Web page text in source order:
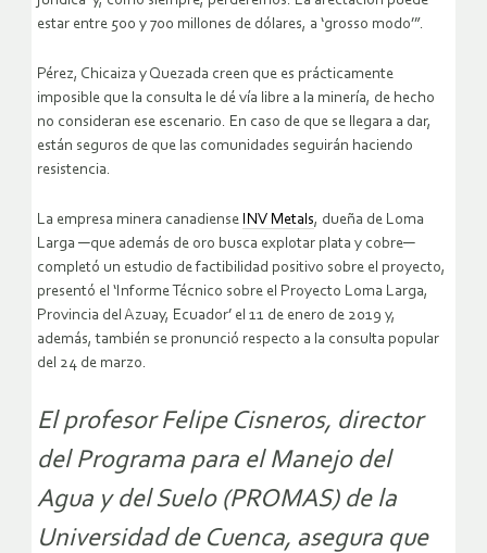
estar entre 500 y 700 millones de dólares, a ‘grosso modo’”.
Pérez, Chicaiza y Quezada creen que es prácticamente
imposible que la consulta le dé vía libre a la minería, de hecho
no consideran ese escenario. En caso de que se llegara a dar,
están seguros de que las comunidades seguirán haciendo
resistencia.
La empresa minera canadiense INV Metals, dueña de Loma
Larga ─que además de oro busca explotar plata y cobre─
completó un estudio de factibilidad positivo sobre el proyecto,
presentó el ‘Informe Técnico sobre el Proyecto Loma Larga,
Provincia del Azuay, Ecuador’ el 11 de enero de 2019 y,
además, también se pronunció respecto a la consulta popular
del 24 de marzo.
El profesor Felipe Cisneros, director
del Programa para el Manejo del
Agua y del Suelo (PROMAS) de la
Universidad de Cuenca, asegura que